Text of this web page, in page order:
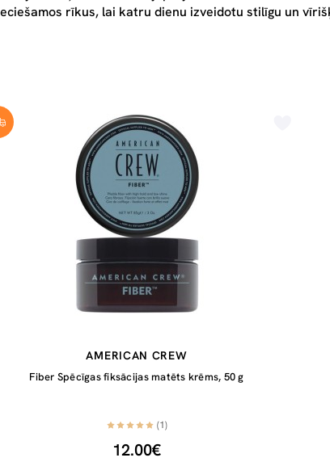
rīkus, lai katru dienu izveidotu stilīgu un
AMERICAN CREW
Fiber Spēcīgas fiksācijas matēts krēms, 50 g
(1)
12.00€